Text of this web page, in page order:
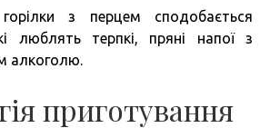
з перцем сподобається
люблять терпкі, пряні напої з
алкоголю.
приготування